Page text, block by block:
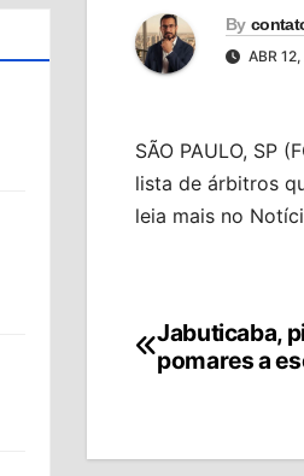
By
ABR
SÃO PAULO, SP
lista de árbitros
leia mais no
Jabuticaba,
pomares a